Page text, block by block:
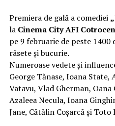
parteAdrian Pădurețu
(sunet), Anca Miron
(costume).
O comedie actuală și
are premiera națională pe
T.R.I.B.E. Films.
Mai multe detalii, imagini de
film și declarații din partea
Premiera de gală a comediei
la Cinema City AFI
pe 9 februarie de peste 1400
râsete și bucurie.
Numeroase vedete și
George Tănase, Ioana State,
Vatavu, Vlad Gherman, Oana
Azaleea Necula, Ioana
Jane, Cătălin Coșarcă și Toto